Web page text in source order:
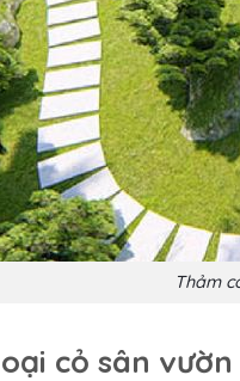
Thảm
cỏ sân